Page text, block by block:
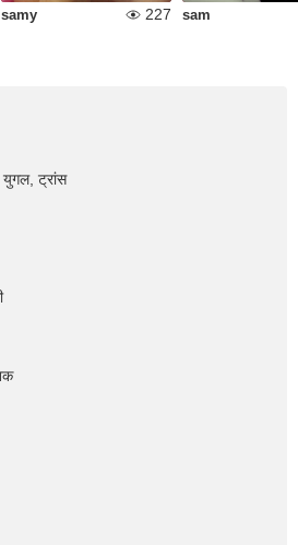
samy 227 sam
युगल, ट्रांस